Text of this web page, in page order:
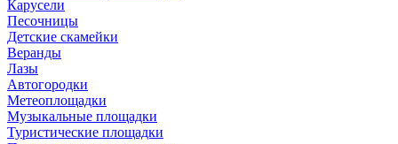
Карусели
Песочницы
Детские скамейки
Веранды
Лазы
Автогородки
Метеоплощадки
Музыкальные площадки
Туристические площадки